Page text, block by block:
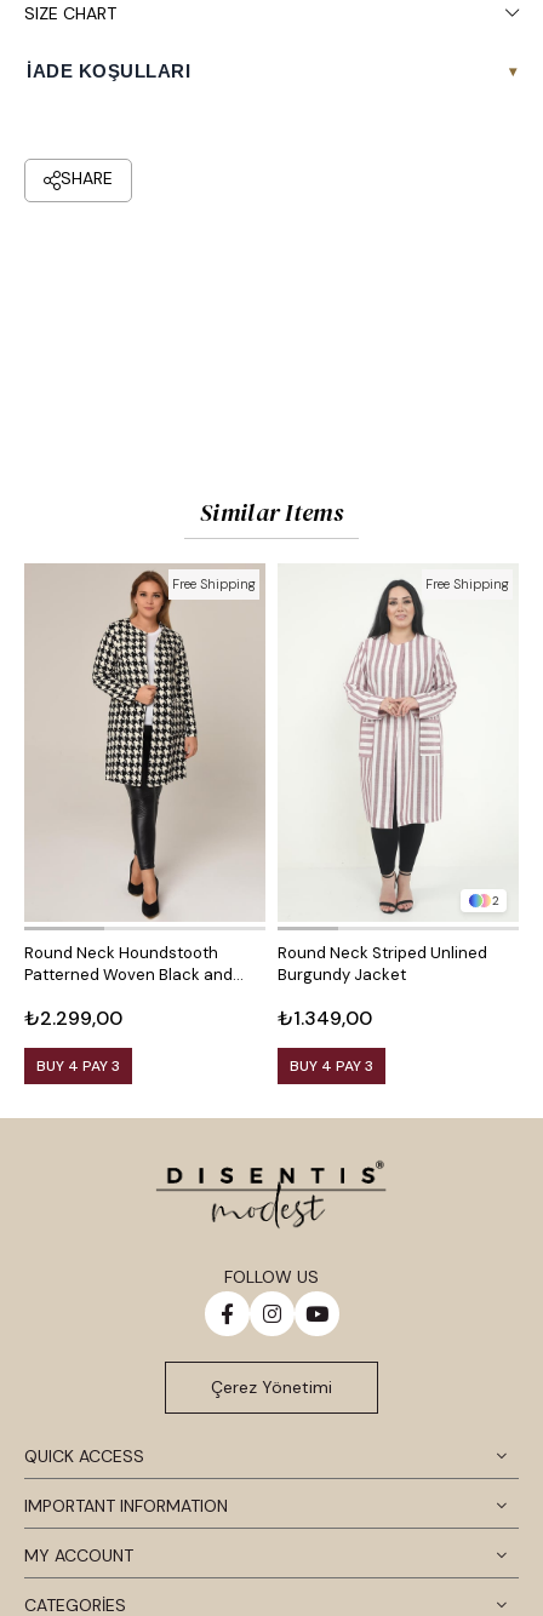
SIZE CHART
İADE KOŞULLARI ▾
Similar Items
Round Neck Houndstooth
Patterned Woven Black and
Pockets
₺2.299,00
BUY 4 PAY 3
Free Shipping
2
Round Neck Striped Unlined
Burgundy Jacket
₺1.349,00
BUY 4 PAY 3
Free Shipping
QUICK ACCESS
IMPORTANT INFORMATION
MY ACCOUNT
CATEGORİES
FOLLOW US
Çerez Yönetimi